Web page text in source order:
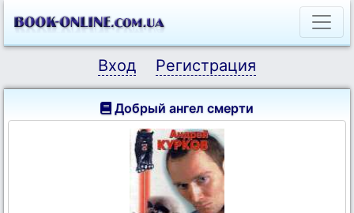
Вход Регистрация
Добрый ангел смерти